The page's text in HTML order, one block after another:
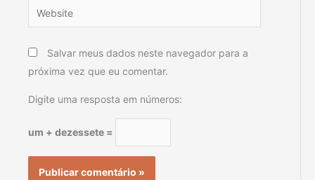
Website
Salvar meus dados neste navegador para a
próxima vez que eu comentar.
Digite uma resposta em números:
um + dezessete =